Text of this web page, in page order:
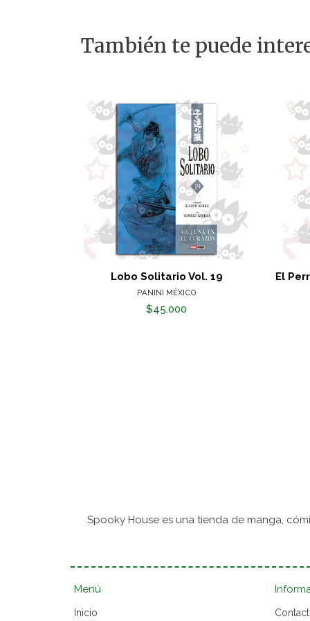
También te puede
Lobo Solitario Vol. 19
PANINI MÉXICO
$45.000
El
Spooky House es una tienda de manga,
Menú
Inicio